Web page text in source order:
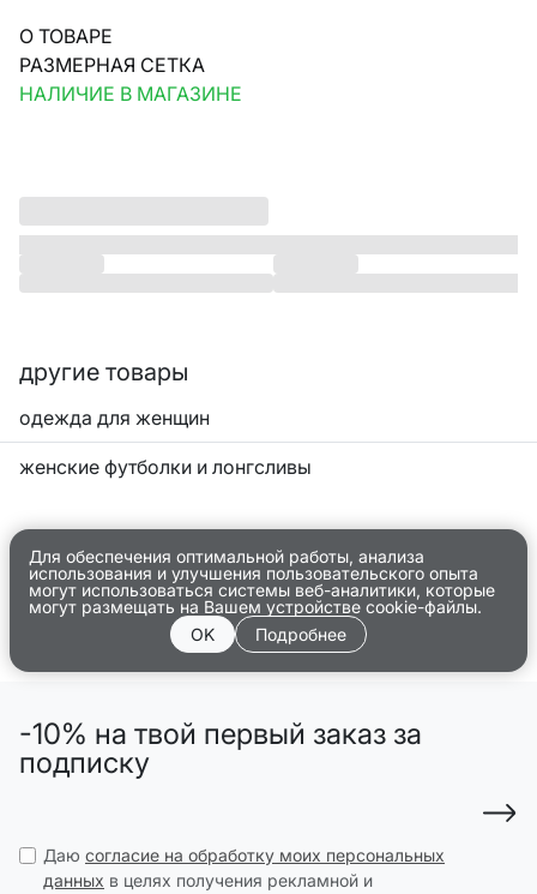
О ТОВАРЕ
РАЗМЕРНАЯ СЕТКА
НАЛИЧИЕ В МАГАЗИНЕ
другие товары
одежда для женщин
женские футболки и лонгсливы
Для обеспечения оптимальной работы, анализа
использования и улучшения пользовательского опыта
могут использоваться системы веб-аналитики, которые
могут размещать на Вашем устройстве cookie-файлы.
OK
Подробнее
-10% на твой первый заказ за
подписку
Даю согласие на обработку моих персональных
данных в целях получения рекламной и